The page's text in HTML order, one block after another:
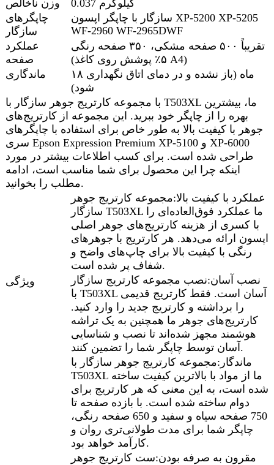
وزن ناخالص
0.037 کیلوگرم
چاپگرهای
سازگار
سازگار با چاپگر اپسون XP-5200 XP-5205
WF-2960 WF-2965DWF
عملکرد
صفحه
تقریباً ۵۰۰ صفحه مشکی، ۳۵۰ صفحه رنگی
(۵٪ پوشش روی کاغذ A4)
ماندگاری
۱۸ ماه (باز نشده و در دمای اتاق نگهداری
شود)
با مجموعه کارتریج جوهر سازگار با T503XL ما، بیشترین
بهره را از چاپگر خود ببرید. این مجموعه از کارتریج‌های
جوهر با کیفیت بالا به طور خاص برای استفاده با چاپگرهای
سری Epson Expression Premium XP-5100 و XP-6000
طراحی شده است. برای کسب اطلاعات بیشتر در مورد
اینکه چرا این محصول برای شما مناسب است، ادامه
مطلب را بخوانید.
ویژگی
عملکرد با کیفیت بالا:مجموعه کارتریج جوهر
سازگار T503XL ما عملکرد فوق‌العاده‌ای را
با کسری از هزینه کارتریج‌های جوهر اصلی
اپسون ارائه می‌دهد. هر کارتریج با جوهرهای
رنگی با کیفیت بالا برای چاپ‌های واضح و
شفاف پر شده است.
نصب آسان:نصب مجموعه کارتریج سازگار
با T503XL آسان است. فقط کارتریج قدیمی
را برداشته و کارتریج جدید را وارد کنید.
کارتریج‌های جوهر ما همچنین به یک تراشه
هوشمند مجهز شده‌اند تا نصب و شناسایی
آسان توسط چاپگر شما را تضمین کنند.
ماندگار:مجموعه کارتریج جوهر سازگار با
T503XL ما از مواد با بالاترین کیفیت ساخته
شده است، به این معنی که هر کارتریج برای
دوام ساخته شده است. با بازده صفحه تا
750 صفحه سیاه و سفید و 650 صفحه رنگی،
چاپگر شما برای مدت طولانی‌تری روان و
کارآمد خواهد بود.
مقرون به صرفه بودن:ست کارتریج جوهر